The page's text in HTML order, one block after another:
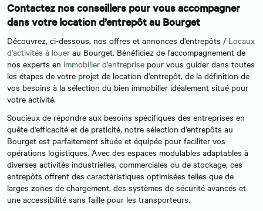
Contactez nos conseillers pour vous accompagner
dans votre location d’entrepôt au Bourget
Découvrez, ci-dessous, nos offres et annonces d'entrepôts / Locaux
d'activités à louer au Bourget. Bénéficiez de l'accompagnement de
nos experts en immobilier d'entreprise pour vous guider dans toutes
les étapes de votre projet de location d'entrepôt, de la définition de
vos besoins à la sélection du bien immobilier idéalement situé pour
votre activité.
Soucieux de répondre aux besoins spécifiques des entreprises en
quête d'efficacité et de praticité, notre sélection d'entrepôts au
Bourget est parfaitement située et équipée pour faciliter vos
opérations logistiques. Avec des espaces modulables adaptables à
diverses activités industrielles, commerciales ou de stockage, ces
entrepôts offrent des caractéristiques optimisées telles que de
larges zones de chargement, des systèmes de sécurité avancés et
une accessibilité sans faille pour les transporteurs.